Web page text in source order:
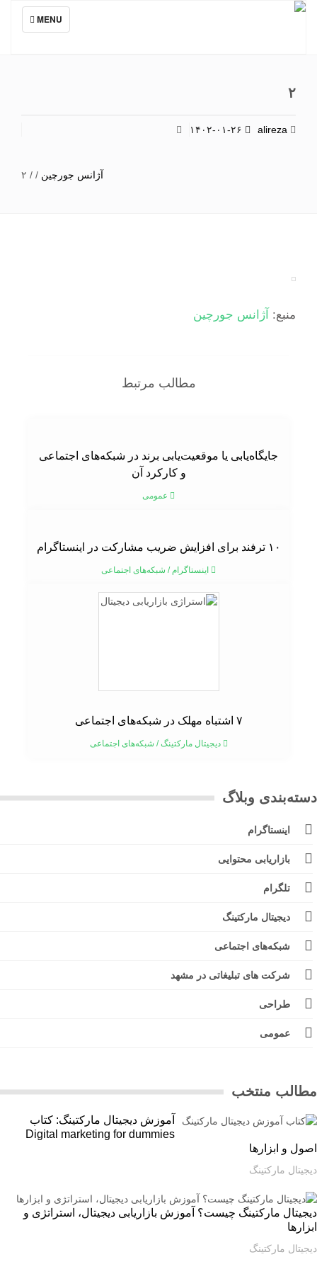
TOGGLE
NAVIGATION
MENU
alireza
آژانس جورچین/
/۲
منبع:آژانس جورچین
مطالب مرتبط
جایگاه‌یابی یا موقعیت‌یابی برند در شبکه‌های اجتماعی
و کارکرد آن
عمومی
۱۰ ترفند برای افزایش ضریب مشارکت در اینستاگرام
اینستاگرام/شبکه‌های اجتماعی
دیجیتال مارکتینگ/شبکه‌های اجتماعی
وبلاگ
اینستاگرام
بازاریابی محتوایی
تلگرام
دیجیتال مارکتینگ
شبکه‌های اجتماعی
شرکت های تبلیغاتی در مشهد
طراحی
عمومی
منتخب
آموزش دیجیتال مارکتینگ: کتاب
Digital marketing for dummies
و ابزارها
مارکتینگ
مارکتینگ چیست؟ آموزش بازاریابی دیجیتال، استراتژی و
مارکتینگ